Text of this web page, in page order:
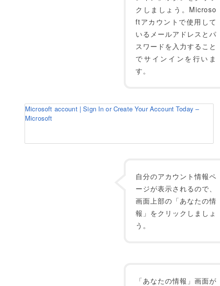
クしましょう。Microso
ftアカウントで使用して
いるメールアドレスとパ
スワードを入力すること
でサインインを行いま
す。
Microsoft account | Sign In or Create Your Account Today –
Microsoft
自分のアカウント情報ペ
ージが表示されるので、
画面上部の「あなたの情
報」をクリックしましょ
う。
「あなたの情報」画面が